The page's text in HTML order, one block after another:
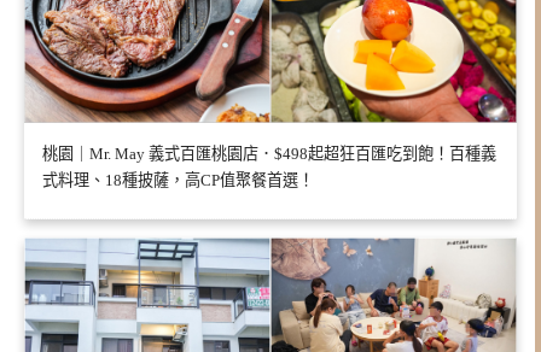
桃園｜Mr. May 義式百匯桃園店．$498起超狂百匯吃到飽！百種義
式料理、18種披薩，高CP值聚餐首選！